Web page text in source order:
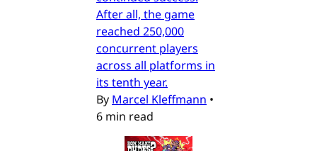
After all, the game
reached 250,000
concurrent players
across all platforms in
its tenth year.
By Marcel Kleffmann •
6 min read